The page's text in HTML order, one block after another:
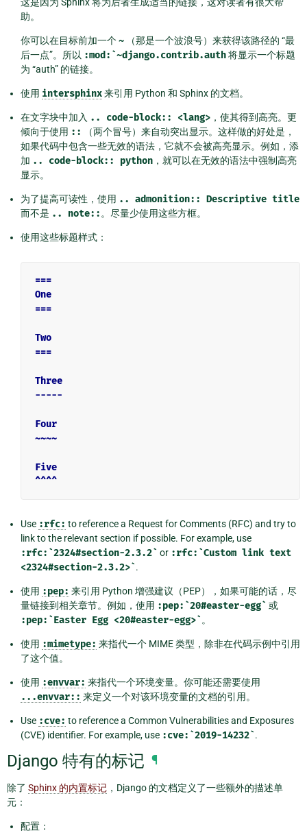
助。
你可以在目标前加一个~ （那是一个波浪号）来获得该路径的 “最
后一点”。所以 :mod:`~django.contrib.auth将显示一个标题
为 “auth” 的链接。
使用 intersphinx来引用 Python 和 Sphinx 的文档。
在文字块中加入 .. code-block:: <lang> ，使其得到高亮。更
倾向于使用 ::
（两个冒号）来自动突出显示。这样做的好处是，
如果代码中包含一些无效的语法，它就不会被高亮显示。例如，添
加 .. code-block:: python ，就可以在无效的语法中强制高亮
显示。
为了提高可读性，使用 .. admonition:: Descriptive title
而不是 .. note:: 。尽量少使用这些方框。
使用这些标题样式：
===
One
===
Two
===
Three
-----
Four
~~~~
Five
^^^^
Use :rfc: to reference a Request for Comments (RFC) and try to
link to the relevant section if possible. For example, use
:rfc:`2324#section-2.3.2` or :rfc:`Custom link text
<2324#section-2.3.2>`.
使用 :pep: 来引用 Python 增强建议（PEP），如果可能的话，尽
量链接到相关章节。例如，使用 :pep:`20#easter-egg` 或
:pep:`Easter Egg <20#easter-egg>` 。
使用 :mimetype: 来指代一个 MIME 类型，除非在代码示例中引用
了这个值。
使用 :envvar: 来指代一个环境变量。你可能还需要使用
...envvar:: 来定义一个对该环境变量的文档的引用。
Use :cve: to reference a Common Vulnerabilities and Exposures
(CVE) identifier. For example, use :cve:`2019-14232`.
Django 特有的标记 ¶
除了 Sphinx 的内置标记 ，Django 的文档定义了一些额外的描述单
元：
配置：